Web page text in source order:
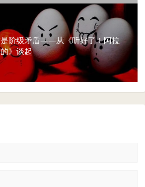
阶级矛盾——从《听好了！阿拉
》谈起